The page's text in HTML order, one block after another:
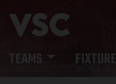
TEAMS